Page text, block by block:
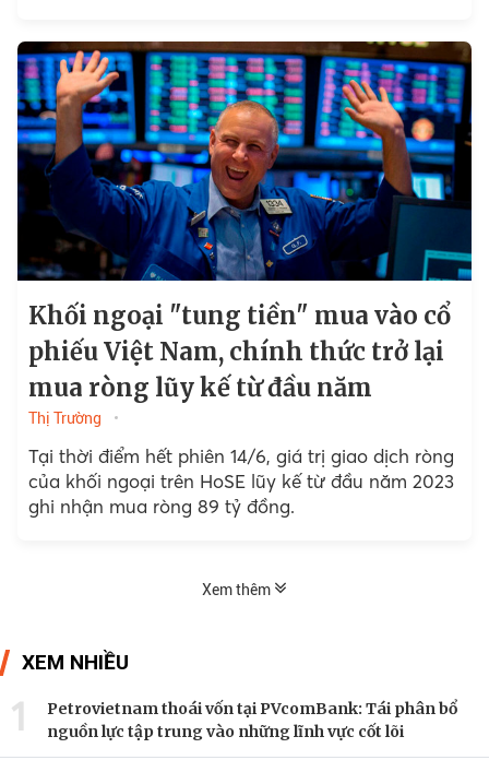
Khối ngoại "tung tiền" mua vào cổ
phiếu Việt Nam, chính thức trở lại
mua ròng lũy kế từ đầu năm
Thị Trường
Tại thời điểm hết phiên 14/6, giá trị giao dịch ròng
của khối ngoại trên HoSE lũy kế từ đầu năm 2023
ghi nhận mua ròng 89 tỷ đồng.
Xem thêm
XEM NHIỀU
1
Petrovietnam thoái vốn tại PVcomBank: Tái phân bổ
nguồn lực tập trung vào những lĩnh vực cốt lõi